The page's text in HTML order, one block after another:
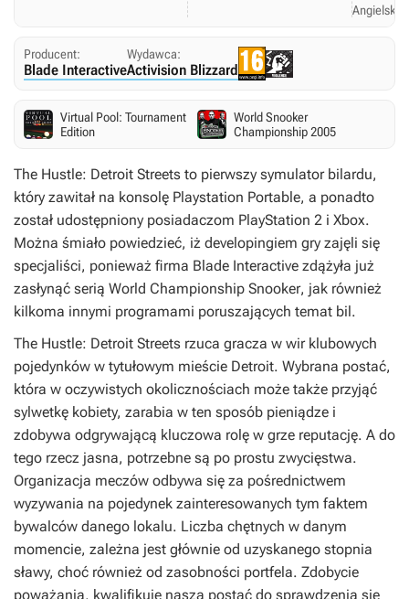
Angielskie
Producent:
Blade Interactive
Wydawca:
Activision Blizzard
Virtual Pool: Tournament
Edition
World Snooker
Championship 2005
The Hustle: Detroit Streets to pierwszy symulator bilardu,
który zawitał na konsolę Playstation Portable, a ponadto
został udostępniony posiadaczom PlayStation 2 i Xbox.
Można śmiało powiedzieć, iż developingiem gry zajęli się
specjaliści, ponieważ firma Blade Interactive zdążyła już
zasłynąć serią World Championship Snooker, jak również
kilkoma innymi programami poruszających temat bil.
The Hustle: Detroit Streets rzuca gracza w wir klubowych
pojedynków w tytułowym mieście Detroit. Wybrana postać,
która w oczywistych okolicznościach może także przyjąć
sylwetkę kobiety, zarabia w ten sposób pieniądze i
zdobywa odgrywającą kluczowa rolę w grze reputację. A do
tego rzecz jasna, potrzebne są po prostu zwycięstwa.
Organizacja meczów odbywa się za pośrednictwem
wyzywania na pojedynek zainteresowanych tym faktem
bywalców danego lokalu. Liczba chętnych w danym
momencie, zależna jest głównie od uzyskanego stopnia
sławy, choć również od zasobności portfela. Zdobycie
poważania, kwalifikuje naszą postać do sprawdzenia się